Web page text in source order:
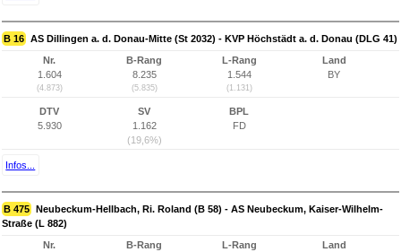
B 16 AS Dillingen a. d. Donau-Mitte (St 2032) - KVP Höchstädt a. d. Donau (DLG 41)
Nr.
1.604
(4.873)
B-Rang
8.235
(5.835)
L-Rang
1.544
(1.131)
Land
BY
DTV
5.930
SV
1.162
(19,6%)
BPL
FD
Infos...
B 475 Neubeckum-Hellbach, Ri. Roland (B 58) - AS Neubeckum, Kaiser-Wilhelm-
Straße (L 882)
Nr.
B-Rang
L-Rang
Land